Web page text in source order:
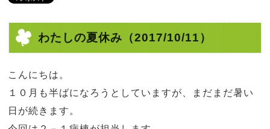
わたしの夏休み （2017/10/11）
こんにちは。
１０月も半ばになろうとしていますが、まだまだ暑い
日が続きます。